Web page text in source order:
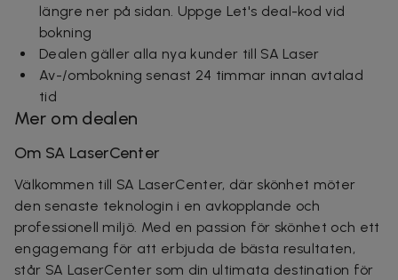
längre ner på sidan. Uppge Let's deal-kod vid
bokning
Dealen gäller alla nya kunder till SA Laser
Av-/ombokning senast 24 timmar innan avtalad
tid
Mer om dealen
Om SA LaserCenter
Välkommen till SA LaserCenter, där skönhet möter
den senaste teknologin i en avkopplande och
professionell miljö. Med en passion för skönhet och ett
engagemang för att erbjuda de bästa resultaten,
står SA LaserCenter som din ultimata destination för